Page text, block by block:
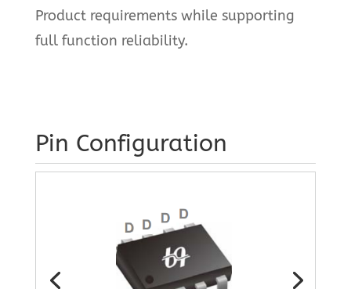
Product requirements while supporting
full function reliability.
Pin Configuration